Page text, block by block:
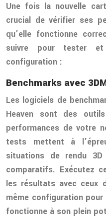
Une fois la nouvelle
crucial de vérifier ses
qu’elle fonctionne
suivre pour tester et
configuration :
Benchmarks avec
Les logiciels de
Heaven sont des
performances de votre
tests mettent à
situations de rendu
comparatifs. Exécutez
les résultats avec ceux
même configuration
fonctionne à son plein